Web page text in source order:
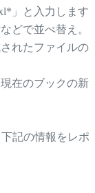
」と入力します
どで並べ替え。
れたファイルの
在のブックの新
記の情報をレポ